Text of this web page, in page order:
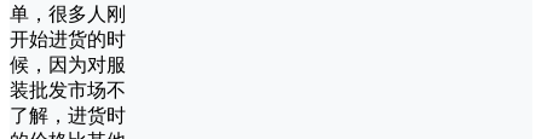
单，很多人刚
开始进货的时
候，因为对服
装批发市场不
了解，进货时